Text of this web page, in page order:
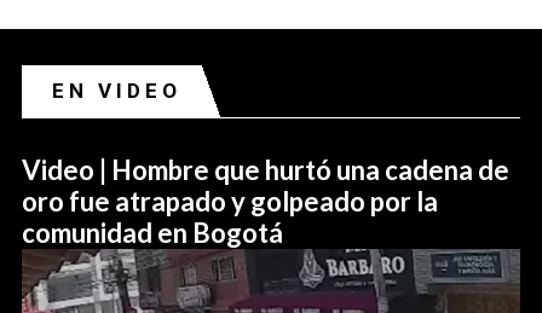
EN VIDEO
Video | Hombre que hurtó una cadena de
oro fue atrapado y golpeado por la
comunidad en Bogotá